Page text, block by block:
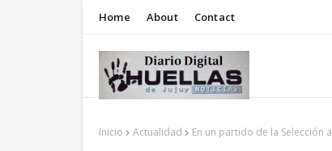
Home About Contact
Inicio Actualidad En un partido de la Selección